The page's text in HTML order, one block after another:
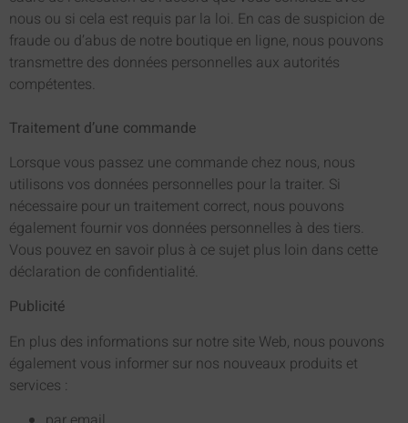
nous ou si cela est requis par la loi. En cas de suspicion de
fraude ou d’abus de notre boutique en ligne, nous pouvons
transmettre des données personnelles aux autorités
compétentes.
Traitement d’une commande
Lorsque vous passez une commande chez nous, nous
utilisons vos données personnelles pour la traiter. Si
nécessaire pour un traitement correct, nous pouvons
également fournir vos données personnelles à des tiers.
Vous pouvez en savoir plus à ce sujet plus loin dans cette
déclaration de confidentialité.
Publicité
En plus des informations sur notre site Web, nous pouvons
également vous informer sur nos nouveaux produits et
services :